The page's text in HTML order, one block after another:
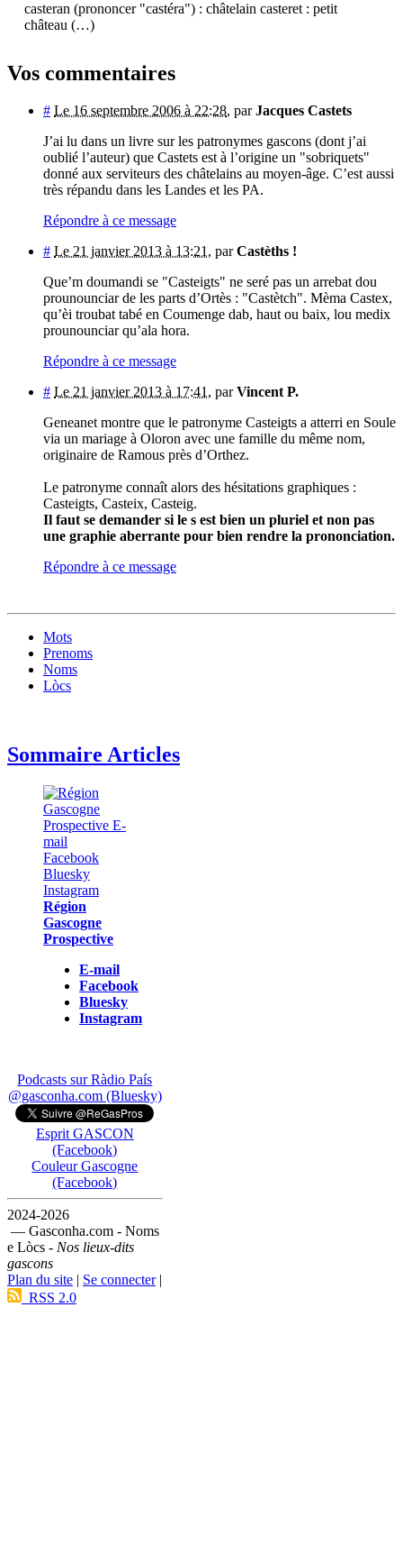
casteran (prononcer "castéra") : châtelain casteret : petit
château (…)
Vos commentaires
# Le 16 septembre 2006 à 22:28, parJacques Castets
J’ai lu dans un livre sur les patronymes gascons (dont j’ai
oublié l’auteur) que Castets est à l’origine un "sobriquets"
donné aux serviteurs des châtelains au moyen-âge. C’est aussi
très répandu dans les Landes et les PA.
Répondre à ce message
# Le 21 janvier 2013 à 13:21, parCastèths !
Que’m doumandi se "Casteigts" ne seré pas un arrebat dou
prounounciar de les parts d’Ortès : "Castètch". Mèma Castex,
qu’èi troubat tabé en Coumenge dab, haut ou baix, lou medix
prounounciar qu’ala hora.
Répondre à ce message
# Le 21 janvier 2013 à 17:41, parVincent P.
Geneanet montre que le patronyme Casteigts a atterri en Soule
via un mariage à Oloron avec une famille du même nom,
originaire de Ramous près d’Orthez.
Le patronyme connaît alors des hésitations graphiques :
Casteigts, Casteix, Casteig.
Il faut se demander si le s est bien un pluriel et non pas
une graphie aberrante pour bien rendre la prononciation.
Répondre à ce message
Mots
Prenoms
Noms
Lòcs
Sommaire Articles
Région
Gascogne
Prospective
E-mail
Facebook
Bluesky
Instagram
Podcasts sur Ràdio País
@gasconha.com (Bluesky)
Esprit GASCON
(Facebook)
Couleur Gascogne
(Facebook)
2024-2026
— Gasconha.com - Noms
e Lòcs - Nos lieux-dits
gascons
Plan du site | Se connecter|
RSS 2.0